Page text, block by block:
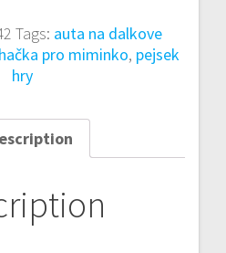
Tags: auta na dalkove
pro miminko, pejsek
hry